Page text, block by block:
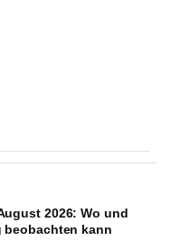
2026: Wo und
beobachten kann